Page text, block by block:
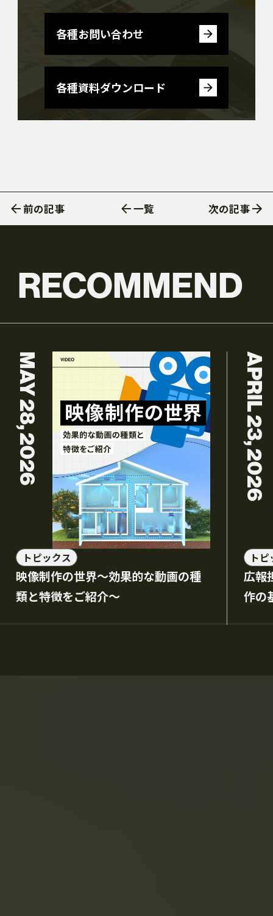
各種お問い合わせ
各種資料ダウンロード
前の記事 一覧 次の記事
RECOMMEND
MAY 28, 2026
トピックス
映像制作の世界～効果的な動画の種
類と特徴をご紹介～
APRIL 23, 2026
ト
広報
作の